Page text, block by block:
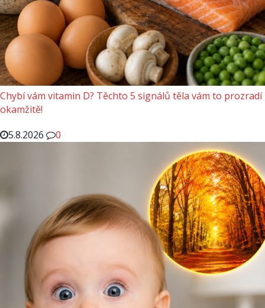
Chybí vám vitamin D? Těchto 5 signálů těla vám to prozradí
okamžitě!
5.8.2026
0